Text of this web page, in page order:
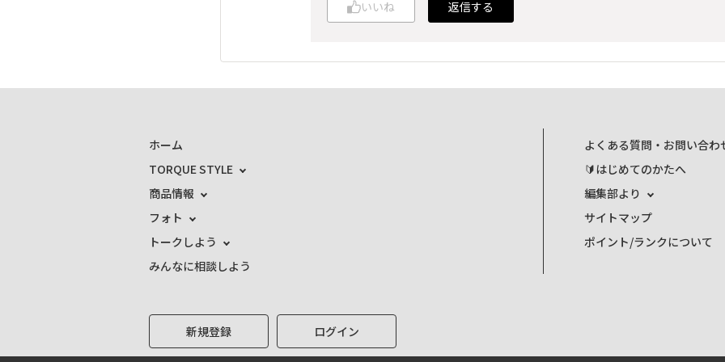
いいね 返信する
ホーム
TORQUE STYLE
商品情報
フォト
トークしよう
みんなに相談しよう
よくある質問・お問い合わ
🔰はじめてのかたへ
編集部より
サイトマップ
ポイント/ランクについて
新規登録 ログイン